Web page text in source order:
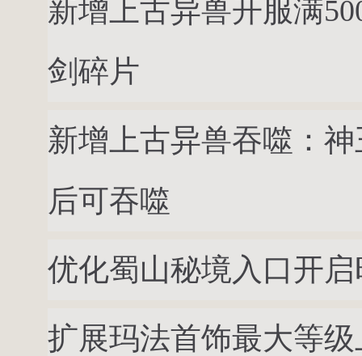
新增上古异兽开服满
剑碎片
新增上古异兽吞噬：
后可吞噬
优化蜀山秘境入口开启
扩展玛法首饰最大等